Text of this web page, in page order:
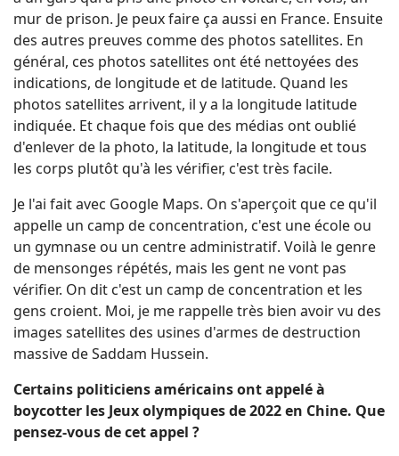
mur de prison. Je peux faire ça aussi en France. Ensuite
des autres preuves comme des photos satellites. En
général, ces photos satellites ont été nettoyées des
indications, de longitude et de latitude. Quand les
photos satellites arrivent, il y a la longitude latitude
indiquée. Et chaque fois que des médias ont oublié
d'enlever de la photo, la latitude, la longitude et tous
les corps plutôt qu'à les vérifier, c'est très facile.
Je l'ai fait avec Google Maps. On s'aperçoit que ce qu'il
appelle un camp de concentration, c'est une école ou
un gymnase ou un centre administratif. Voilà le genre
de mensonges répétés, mais les gent ne vont pas
vérifier. On dit c'est un camp de concentration et les
gens croient. Moi, je me rappelle très bien avoir vu des
images satellites des usines d'armes de destruction
massive de Saddam Hussein.
Certains politiciens américains ont appelé à
boycotter les Jeux olympiques de 2022 en Chine. Que
pensez-vous de cet appel ?